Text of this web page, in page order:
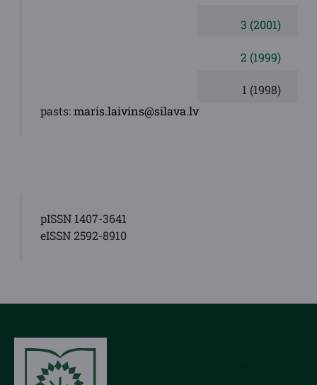
3 (2001)
2 (1999)
1 (1998)
pasts:maris.laivins@silava.lv
pISSN 1407-3641
eISSN 2592-8910